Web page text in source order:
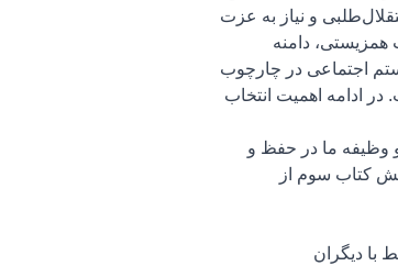
و نیاز به عزت
دامنه
اجتماعی در چارچوب
ادامه اهمیت انتخاب
و وظیفه ما در حفظ و
کتاب سوم از
با دیگران